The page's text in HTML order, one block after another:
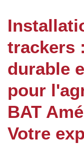
trackers
durable
pour
BAT
Votre